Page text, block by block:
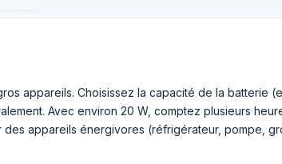
appareils. Choisissez la capacité de la batterie
Avec environ 20 W, comptez plusieurs
appareils énergivores (réfrigérateur, pompe,